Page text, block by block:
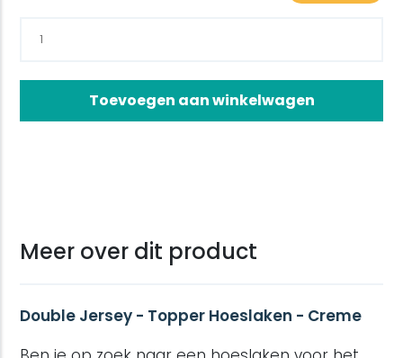
Toevoegen aan winkelwagen
Meer over dit product
Double Jersey - Topper Hoeslaken - Creme